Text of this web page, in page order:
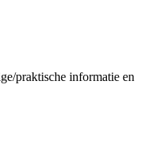
praktische informatie en